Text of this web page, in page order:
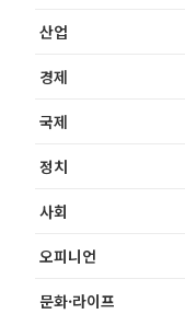
산업
경제
국제
정치
사회
오피니언
문화·라이프